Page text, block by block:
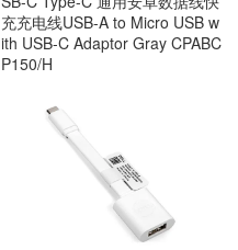
充充电线USB-A to Micro USB w
ith USB-C Adaptor Gray CPABC
P150/H